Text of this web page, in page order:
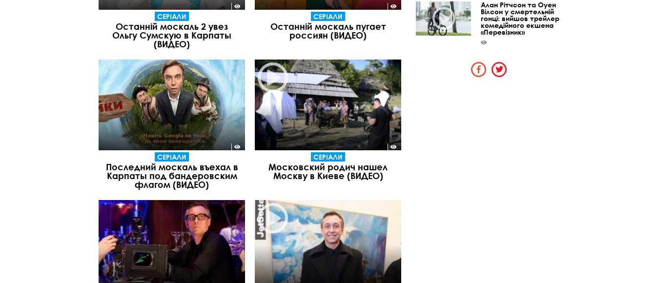
СЕРІАЛИ
Останній москаль 2 увез
Ольгу Сумскую в Карпаты
(ВИДЕО)
СЕРІАЛИ
Останній москаль пугает
россиян (ВИДЕО)
СЕРІАЛИ
Последний москаль въехал в
Карпаты под бандеровским
флагом (ВИДЕО)
СЕРІАЛИ
Московский родич нашел
Москву в Киеве (ВИДЕО)
Алан Рітчсон та Оуен
Вілсон у смертельній
гонці: вийшов трейлер
комедійного екшена
«Перевізник»